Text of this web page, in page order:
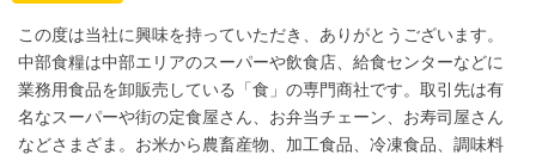
この度は当社に興味を持っていただき、ありがとうございます。
中部食糧は中部エリアのスーパーや飲食店、給食センターなどに
業務用食品を卸販売している「食」の専門商社です。取引先は有
名なスーパーや街の定食屋さん、お弁当チェーン、お寿司屋さん
などさまざま。お米から農畜産物、加工食品、冷凍食品、調味料